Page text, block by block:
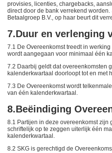
provisies, licenties, chargebacks,
direct door de bank verrekend
Betaalgroep B.V., op haar beurt dit
7.Duur en verlenging
7.1 De Overeenkomst treedt in
wordt aangegaan voor minimaal één
7.2 Daarbij geldt dat overeenkomsten
kalenderkwartaal doorloopt tot en met
7.3 De Overeenkomst wordt
van één kalenderkwartaal.
8.Beëindiging
8.1 Partijen in deze overeenkomst zijn
schriftelijk op te zeggen uiterlijk één
kalenderkwartaal.
8.2 SKG is gerechtigd de